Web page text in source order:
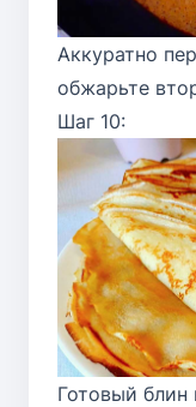
Аккуратно
обжарьте
Шаг 10:
Готовый блин